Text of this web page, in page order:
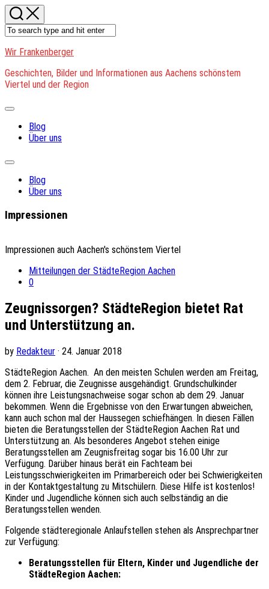
Skip
to
content
Wir Frankenberger
Geschichten, Bilder und Informationen aus Aachens schönstem
Viertel und der Region
Expand
Blog
Über uns
Expand
Blog
Über uns
Impressionen
Impressionen auch Aachen's schönstem Viertel
Mitteilungen der StädteRegion Aachen
0
Zeugnissorgen? StädteRegion bietet Rat
und Unterstützung an.
by Redakteur · 24. Januar 2018
StädteRegion Aachen. An den meisten Schulen werden am Freitag,
dem 2. Februar, die Zeugnisse ausgehändigt. Grundschulkinder
können ihre Leistungsnachweise sogar schon ab dem 29. Januar
bekommen. Wenn die Ergebnisse von den Erwartungen abweichen,
kann auch schon mal der Haussegen schiefhängen. In diesen Fällen
bieten die Beratungsstellen der StädteRegion Aachen Rat und
Unterstützung an. Als besonderes Angebot stehen einige
Beratungsstellen am Zeugnisfreitag sogar bis 16.00 Uhr zur
Verfügung. Darüber hinaus berät ein Fachteam bei
Leistungsschwierigkeiten im Primarbereich oder bei Schwierigkeiten
in der Kontaktgestaltung zu Mitschülern. Diese Hilfe ist kostenlos!
Kinder und Jugendliche können sich auch selbständig an die
Beratungsstellen wenden.
Folgende städteregionale Anlaufstellen stehen als Ansprechpartner
zur Verfügung:
Beratungsstellen für Eltern, Kinder und Jugendliche der
StädteRegion Aachen: